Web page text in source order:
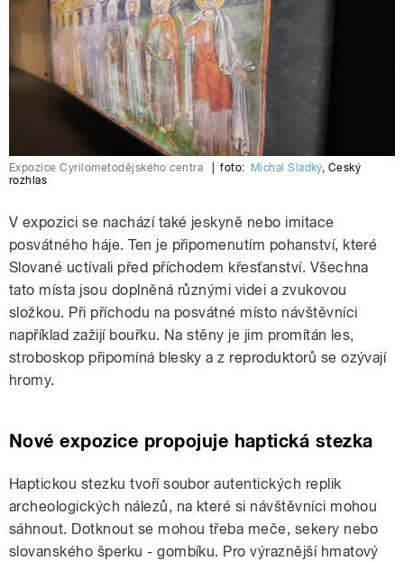
Expozice Cyrilometodějského centra foto: Michal Sladký, Český
rozhlas
V expozici se nachází také jeskyně nebo imitace
posvátného háje. Ten je připomenutím pohanství, které
Slované uctívali před příchodem křesťanství. Všechna
tato místa jsou doplněná různými videi a zvukovou
složkou. Při příchodu na posvátné místo návštěvníci
například zažijí bouřku. Na stěny je jim promítán les,
stroboskop připomíná blesky a z reproduktorů se ozývají
hromy.
Nové expozice propojuje haptická stezka
Haptickou stezku tvoří soubor autentických replik
archeologických nálezů, na které si návštěvníci mohou
sáhnout. Dotknout se mohou třeba meče, sekery nebo
slovanského šperku - gombíku. Pro výraznější hmatový